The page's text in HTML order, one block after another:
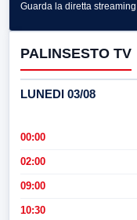
Guarda la diretta streaming
PALINSESTO TV
LUNEDI 03/08
00:00
02:00
09:00
10:30